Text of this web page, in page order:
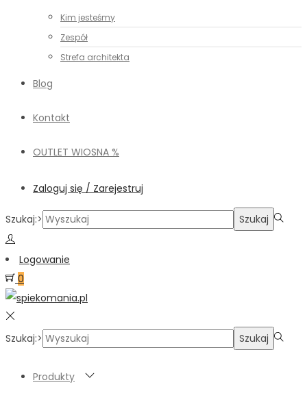
Kim jesteśmy
Zespół
Strefa architekta
Blog
Kontakt
OUTLET WIOSNA %
Zaloguj się / Zarejestruj
Szukaj:> Szukaj
Logowanie
0
Szukaj:> Szukaj
Produkty